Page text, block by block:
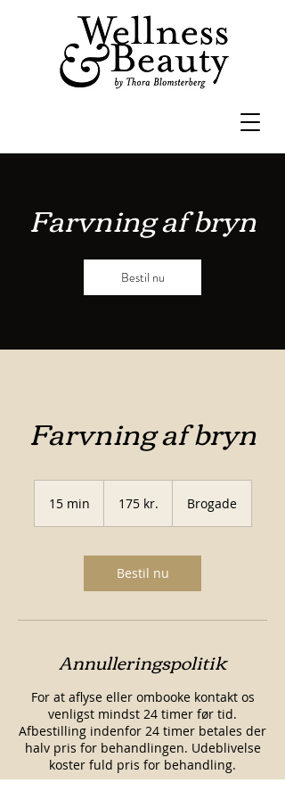
Farvning af bryn
Bestil nu
Farvning af bryn
15 min
i
kroner175 kr. Brogade
Bestil nu
Annulleringspolitik
For at aflyse eller ombooke kontakt os
venligst mindst 24 timer før tid.
Afbestilling indenfor 24 timer betales der
halv pris for behandlingen. Udeblivelse
koster fuld pris for behandling.